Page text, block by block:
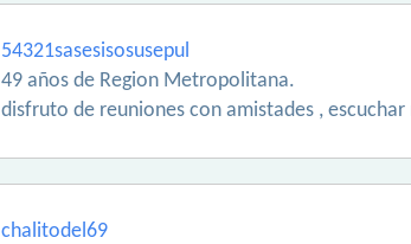
54321sasesisosusepul
49 años de Region Metropolitana.
disfruto de reuniones con amistades , escuchar
chalitodel69